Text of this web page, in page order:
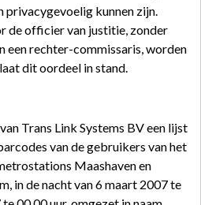
kunnen zijn.
de officier van justitie, zonder
een rechter-commissaris, worden
dit oordeel in stand.
Trans Link Systems BV een lijst
van de gebruikers van het
Maashaven en
in de nacht van 6 maart 2007 te